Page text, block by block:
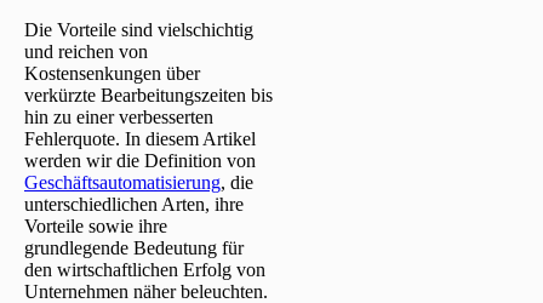
Die Vorteile sind vielschichtig
und reichen von
Kostensenkungen über
verkürzte Bearbeitungszeiten bis
hin zu einer verbesserten
Fehlerquote. In diesem Artikel
werden wir die Definition von
Geschäftsautomatisierung, die
unterschiedlichen Arten, ihre
Vorteile sowie ihre
grundlegende Bedeutung für
den wirtschaftlichen Erfolg von
Unternehmen näher beleuchten.